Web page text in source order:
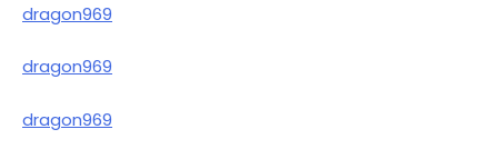
dragon969
dragon969
dragon969